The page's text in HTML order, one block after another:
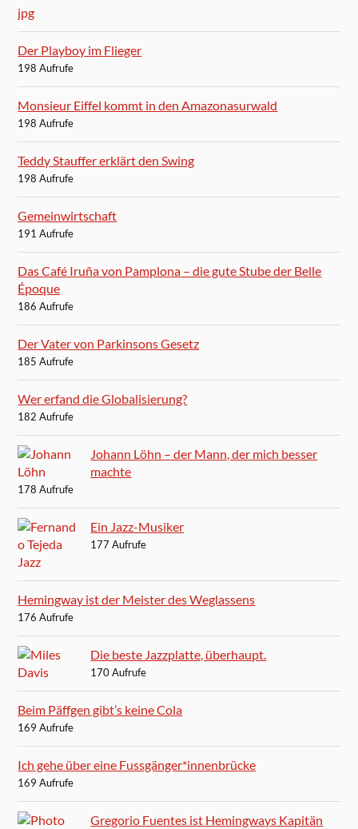
Der Playboy im Flieger
198 Aufrufe
Monsieur Eiffel kommt in den Amazonasurwald
198 Aufrufe
Teddy Stauffer erklärt den Swing
198 Aufrufe
Gemeinwirtschaft
191 Aufrufe
Das Café Iruña von Pamplona – die gute Stube der Belle
Époque
186 Aufrufe
Der Vater von Parkinsons Gesetz
185 Aufrufe
Wer erfand die Globalisierung?
182 Aufrufe
Johann Löhn – der Mann, der mich besser
machte
178 Aufrufe
Ein Jazz-Musiker
177 Aufrufe
Hemingway ist der Meister des Weglassens
176 Aufrufe
Die beste Jazzplatte, überhaupt.
170 Aufrufe
Beim Päffgen gibt’s keine Cola
169 Aufrufe
Ich gehe über eine Fussgänger*innenbrücke
169 Aufrufe
Gregorio Fuentes ist Hemingways Kapitän